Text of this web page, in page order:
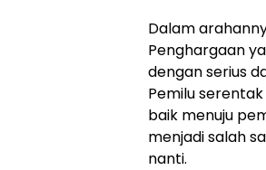
Dalam
Penghargaan
dengan serius
Pemilu
baik menuju
menjadi salah
nanti.